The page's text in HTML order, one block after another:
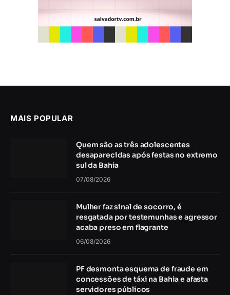
MAIS POPULAR
Quem são as três adolescentes
desaparecidas após festas no extremo
sul da Bahia
07/08/2026
Mulher faz sinal de socorro, é
resgatada por testemunhas e agressor
acaba preso em flagrante
06/08/2026
PF desmonta esquema de fraude em
concessões de táxi na Bahia e afasta
servidores públicos